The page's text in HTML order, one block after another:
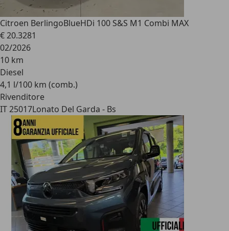
Citroen BerlingoBlueHDi 100 S&S M1 Combi MAX
€ 20.3281
02/2026
10 km
Diesel
4,1 l/100 km (comb.)
Rivenditore
IT 25017Lonato Del Garda - Bs